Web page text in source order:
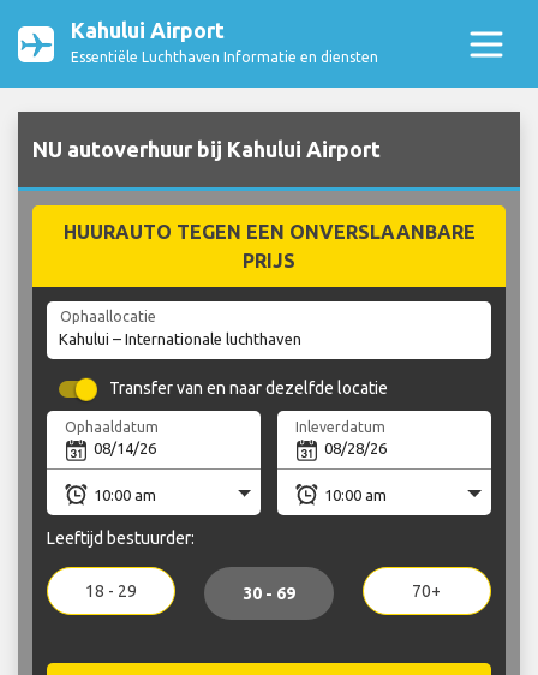
Kahului Airport
Essentiële Luchthaven Informatie en diensten
NU autoverhuur bij Kahului Airport
HUURAUTO TEGEN EEN ONVERSLAANBARE
PRIJS
Ophaallocatie
Transfer van en naar dezelfde locatie
Ophaaldatum Inleverdatum
Leeftijd bestuurder:
18 - 29 30 - 69 70+